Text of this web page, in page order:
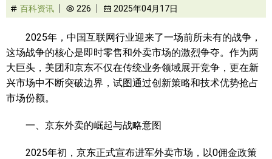
百科资讯 226 2025年04月17日
2025年，中国互联网行业迎来了一场前所未有的战争，
这场战争的核心是即时零售和外卖市场的激烈争夺。作为两
大巨头，美团和京东不仅在传统业务领域展开竞争，更在新
兴市场中不断突破边界，试图通过创新策略和技术优势抢占
市场份额。
一、京东外卖的崛起与战略意图
2025年初，京东正式宣布进军外卖市场，以0佣金政策